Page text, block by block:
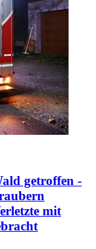
getroffen -
mit